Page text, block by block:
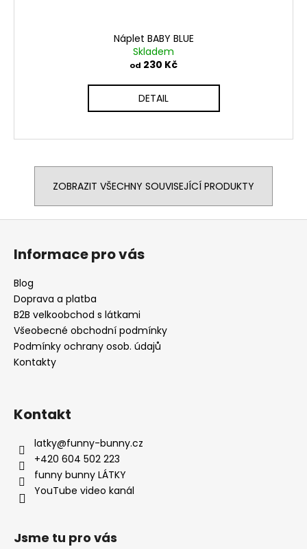
Náplet BABY BLUE
Skladem
od 230 Kč
DETAIL
ZOBRAZIT VŠECHNY SOUVISEJÍCÍ PRODUKTY
Z
Informace pro vás
Blog
Doprava a platba
B2B velkoobchod s látkami
Všeobecné obchodní podmínky
Podmínky ochrany osob. údajů
Kontakty
Kontakt
latky@funny-bunny.cz
+420 604 502 223
funny bunny LÁTKY
YouTube video kanál
Jsme tu pro vás